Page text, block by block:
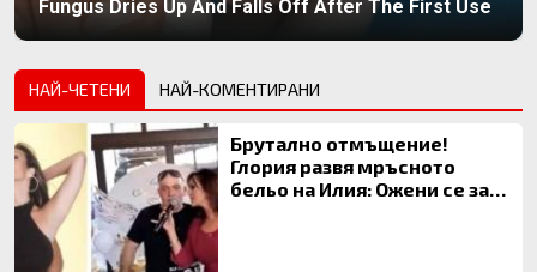
Fungus Dries Up And Falls Off After The First Use
НАЙ-ЧЕТЕНИ НАЙ-КОМЕНТИРАНИ
Брутално отмъщение!
Глория развя мръсното
бельо на Илия: Ожени се за